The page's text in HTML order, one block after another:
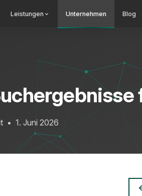
Leistungen Unternehmen Blog
• 1. Juni 2026